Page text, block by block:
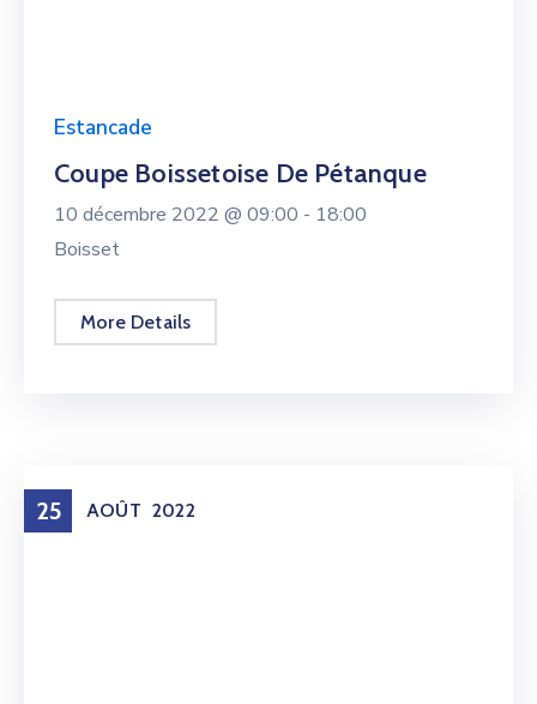
Estancade
Coupe Boissetoise De Pétanque
10 décembre 2022 @ 09:00 - 18:00
Boisset
More Details
25 AOÛT 2022